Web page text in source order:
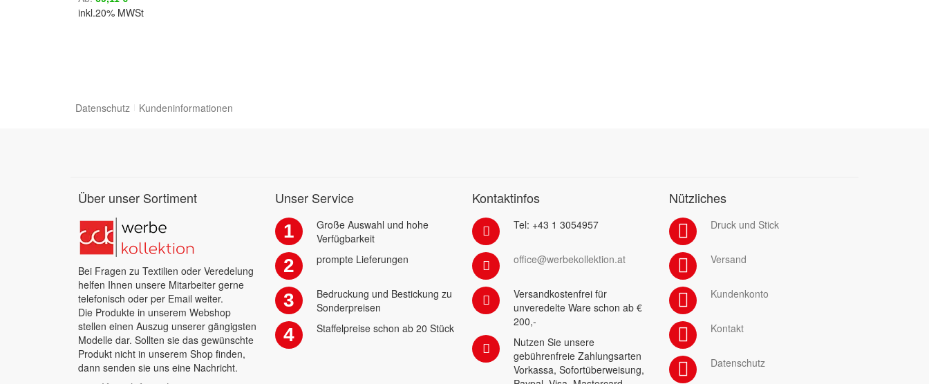
inkl.20% MWSt
Datenschutz Kundeninformationen
Über unser Sortiment
Bei Fragen zu Textilien oder Veredelung
helfen Ihnen unsere Mitarbeiter gerne
telefonisch oder per Email weiter.
Die Produkte in unserem Webshop
stellen einen Auszug unserer gängigsten
Modelle dar. Sollten sie das gewünschte
Produkt nicht in unserem Shop finden,
dann senden sie uns eine Nachricht.
Unser Service
1
Große Auswahl und hohe
Verfügbarkeit
2 prompte Lieferungen
3
Bedruckung und Bestickung zu
Sonderpreisen
4 Staffelpreise schon ab 20 Stück
Kontaktinfos
Tel: +43 1 3054957
office@werbekollektion.at
Versandkostenfrei für
unveredelte Ware schon ab €
200,-
Nutzen Sie unsere
gebührenfreie Zahlungsarten
Vorkassa, Sofortüberweisung,
Nützliches
Druck und Stick
Versand
Kundenkonto
Kontakt
Datenschutz